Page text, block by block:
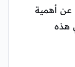
عن أهمية
هذه